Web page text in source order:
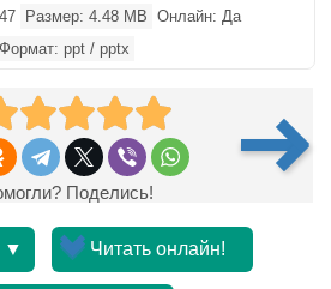
Размер: 4.48 MB Онлайн: Да
Формат: ppt / pptx
Поделись!
▼ Читать онлайн!